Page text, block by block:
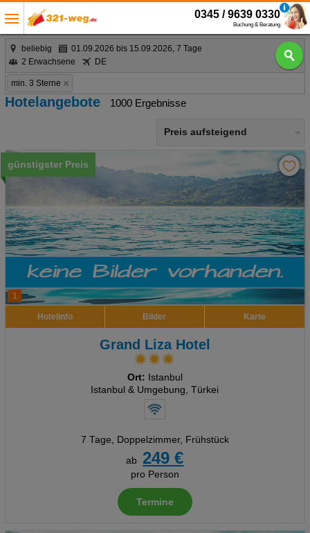
0345 / 9639 0330
Buchung & Beratung
beliebig
01.09.2026 bis 15.09.2026, 7 Tage
2 Erwachsene
DE
min. 3 Sterne
Hotelangebote 1000 Ergebnisse
Preis aufsteigend
1
günstigster Preis
Hotelinfo Bilder Karte
Grand Liza Hotel
Ort: Istanbul
Istanbul & Umgebung, Türkei
7 Tage, Doppelzimmer, Frühstück
ab
249 €
pro Person
Termine